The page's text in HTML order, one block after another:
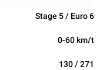
Stage 5 / Euro 6
0-60 km/t
130 / 271